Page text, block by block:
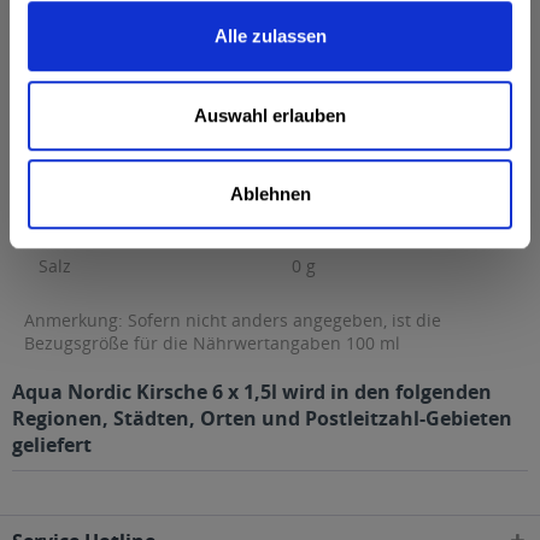
Alle zulassen
Auswahl erlauben
Ablehnen
18 kcal / 78 kJ
Fett
0 g
davon gesättigte Fettsäuren
0 g
Kohlenhydrate
4,4 g
4,4 g
Eiweiß
0 g
Salz
0 g
Anmerkung: Sofern nicht anders angegeben, ist die
Bezugsgröße für die Nährwertangaben 100 ml
Aqua Nordic Kirsche 6 x 1,5l wird in den folgenden
Regionen, Städten, Orten und Postleitzahl-Gebieten
geliefert